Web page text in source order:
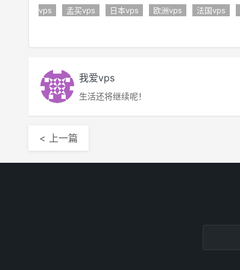
vps 孟买vps 日本vps 欧洲vps 法国vps
我爱vps
生活还将继续呢！
< 上一篇